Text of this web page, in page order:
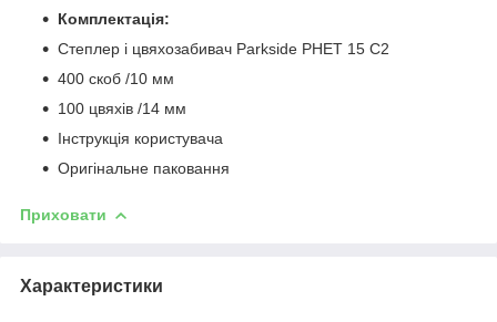
Комплектація:
Степлер і цвяхозабивач Parkside PHET 15 C2
400 скоб /10 мм
100 цвяхів /14 мм
Інструкція користувача
Оригінальне паковання
Приховати
Характеристики